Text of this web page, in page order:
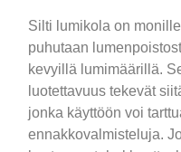
Silti lumikola on
puhutaan
kevyillä lumimäärillä.
luotettavuus tekevät
jonka käyttöön voi
ennakkovalmisteluja.